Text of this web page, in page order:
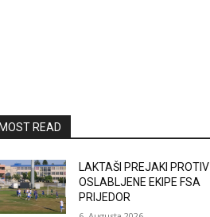
READ
LAKTAŠI PREJAKI PROTIV
OSLABLJENE EKIPE FSA
PRIJEDOR